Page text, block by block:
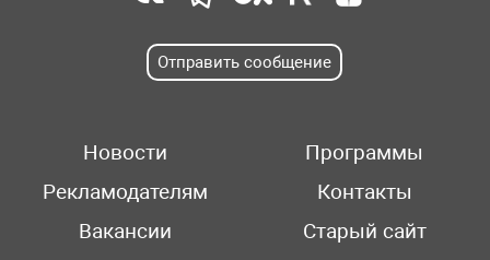
Отправить сообщение
Новости
Программы
Рекламодателям
Контакты
Вакансии
Старый сайт